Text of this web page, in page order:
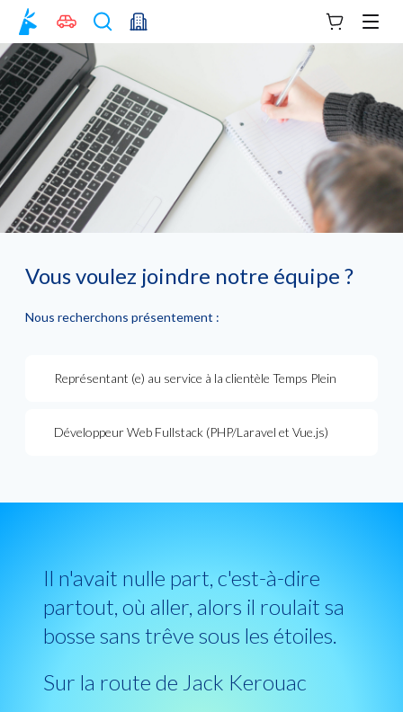
Votre panier
Vous voulez joindre notre équipe ?
Nous recherchons présentement :
Représentant (e) au service à la clientèle Temps Plein
Développeur Web Fullstack (PHP/Laravel et Vue.js)
Il n'avait nulle part, c'est-à-dire
partout, où aller, alors il roulait sa
bosse sans trêve sous les étoiles.
Sur la route de Jack Kerouac